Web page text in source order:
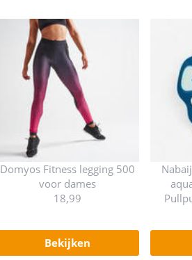
Domyos Fitness legging 500
voor dames
18,99
bekijken